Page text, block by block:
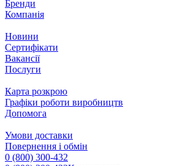
Бренди
Компанія
Новини
Сертифікати
Вакансії
Послуги
Карта розкрою
Графіки роботи виробництв
Допомога
Умови доставки
Повернення і обмін
0 (800) 300-432